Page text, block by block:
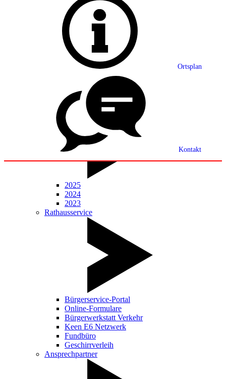
Ortsplan
Kontakt
Grußwort
Ortsplan
Partnerschaft
Statistik
Mitteilungsblatt
2025
2024
2023
Rathausservice
Bürgerservice-Portal
Online-Formulare
Bürgerwerkstatt Verkehr
Keen E6 Netzwerk
Fundbüro
Geschirrverleih
Ansprechpartner